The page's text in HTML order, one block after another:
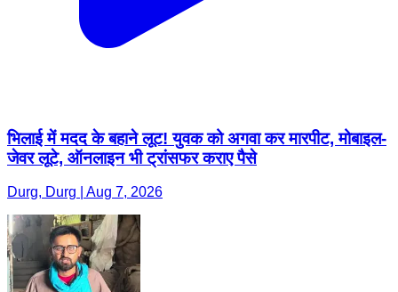
भिलाई में मदद के बहाने लूट! युवक को अगवा कर मारपीट, मोबाइल-
जेवर लूटे, ऑनलाइन भी ट्रांसफर कराए पैसे
Durg, Durg | Aug 7, 2026